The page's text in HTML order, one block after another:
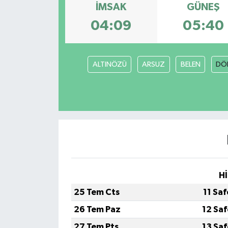
İMSAK
04:09
GÜNEŞ
05:40
ALTINÖZÜ ARSUZ BELEN
25 Tem Cts
11
26 Tem Paz
12